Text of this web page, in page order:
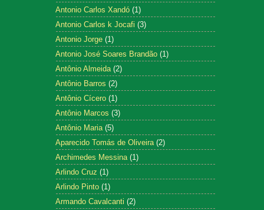
Antonio Carlos Xandó (1)
Antonio Carlos k Jocafi (3)
Antonio Jorge (1)
Antonio José Soares Brandão (1)
Antônio Almeida (2)
Antônio Barros (2)
Antônio Cícero (1)
Antônio Marcos (3)
Antônio Maria (5)
Aparecido Tomás de Oliveira (2)
Archimedes Messina (1)
Arlindo Cruz (1)
Arlindo Pinto (1)
Armando Cavalcanti (2)